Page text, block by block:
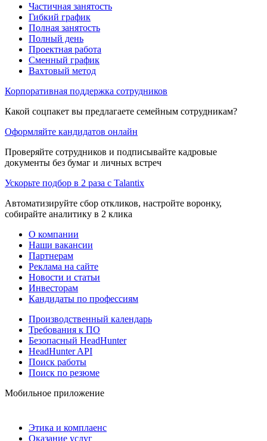
Частичная занятость
Гибкий график
Полная занятость
Полный день
Проектная работа
Сменный график
Вахтовый метод
Корпоративная поддержка сотрудников
Какой соцпакет вы предлагаете семейным сотрудникам?
Оформляйте кандидатов онлайн
Проверяйте сотрудников и подписывайте кадровые
документы без бумаг и личных встреч
Ускорьте подбор в 2 раза с Talantix
Автоматизируйте сбор откликов, настройте воронку,
собирайте аналитику в 2 клика
О компании
Наши вакансии
Партнерам
Реклама на сайте
Новости и статьи
Инвесторам
Кандидаты по профессиям
Производственный календарь
Требования к ПО
Безопасный HeadHunter
HeadHunter API
Поиск работы
Поиск по резюме
Мобильное приложение
Этика и комплаенс
Оказание услуг